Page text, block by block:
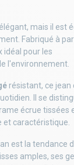
mais il est
Fabriqué à
idéal pour les
l'environnement.
résistant, ce jean
Il se
écrue tissées
et caractéristique.
est la tendance
amples, ses